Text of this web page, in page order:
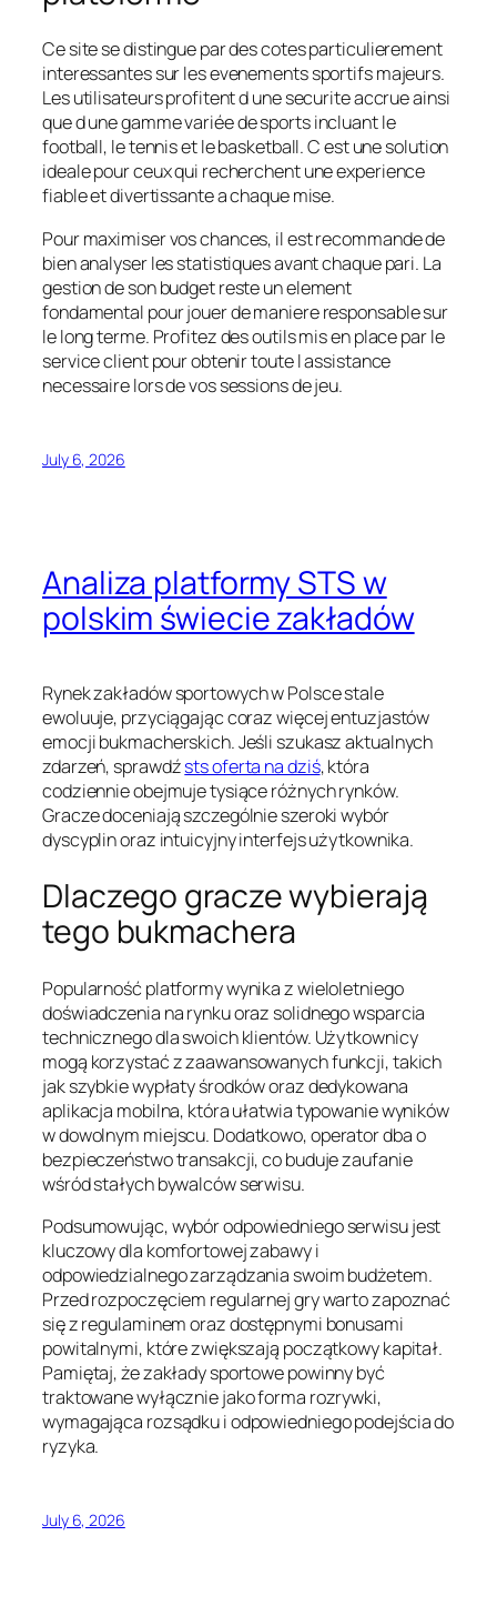
Ce site se distingue par des cotes particulierement
interessantes sur les evenements sportifs majeurs.
Les utilisateurs profitent d une securite accrue ainsi
que d une gamme variée de sports incluant le
football, le tennis et le basketball. C est une solution
ideale pour ceux qui recherchent une experience
fiable et divertissante a chaque mise.
Pour maximiser vos chances, il est recommande de
bien analyser les statistiques avant chaque pari. La
gestion de son budget reste un element
fondamental pour jouer de maniere responsable sur
le long terme. Profitez des outils mis en place par le
service client pour obtenir toute l assistance
necessaire lors de vos sessions de jeu.
July 6, 2026
Analiza platformy STS w
polskim świecie zakładów
Rynek zakładów sportowych w Polsce stale
ewoluuje, przyciągając coraz więcej entuzjastów
emocji bukmacherskich. Jeśli szukasz aktualnych
zdarzeń, sprawdźsts oferta na dziś, która
codziennie obejmuje tysiące różnych rynków.
Gracze doceniają szczególnie szeroki wybór
dyscyplin oraz intuicyjny interfejs użytkownika.
Dlaczego gracze wybierają
tego bukmachera
Popularność platformy wynika z wieloletniego
doświadczenia na rynku oraz solidnego wsparcia
technicznego dla swoich klientów. Użytkownicy
mogą korzystać z zaawansowanych funkcji, takich
jak szybkie wypłaty środków oraz dedykowana
aplikacja mobilna, która ułatwia typowanie wyników
w dowolnym miejscu. Dodatkowo, operator dba o
bezpieczeństwo transakcji, co buduje zaufanie
wśród stałych bywalców serwisu.
Podsumowując, wybór odpowiedniego serwisu jest
kluczowy dla komfortowej zabawy i
odpowiedzialnego zarządzania swoim budżetem.
Przed rozpoczęciem regularnej gry warto zapoznać
się z regulaminem oraz dostępnymi bonusami
powitalnymi, które zwiększają początkowy kapitał.
Pamiętaj, że zakłady sportowe powinny być
traktowane wyłącznie jako forma rozrywki,
wymagająca rozsądku i odpowiedniego podejścia do
ryzyka.
July 6, 2026